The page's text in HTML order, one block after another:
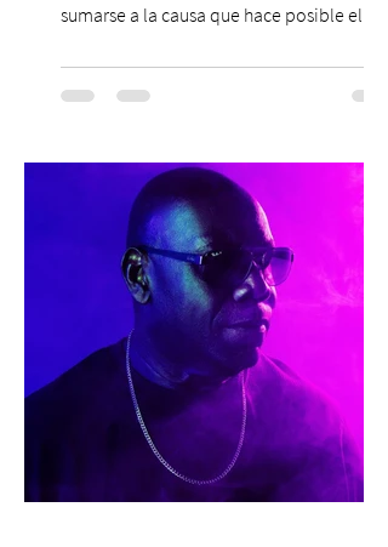
sumarse a la causa que hace posible el
desarrolla durante todo el año: brindar
orientación, contención y apoyo
experiencia del cáncer de mama y a sus
familias, además de impulsar la detección
temprana, porque la información también
es una forma de acompañar. Con este
propósito, la Corporación realizará la 17ª
Corrida por la Vida, e